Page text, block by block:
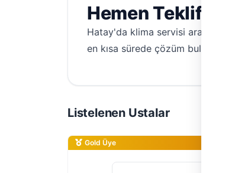
Hemen Teklif
Hatay'da klima servisi arayışınız
en kısa sürede çözüm bulun.
Listelenen Ustalar
Gold Üye